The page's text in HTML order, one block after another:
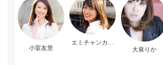
小室友里
エミチャンカパ
大泉りか